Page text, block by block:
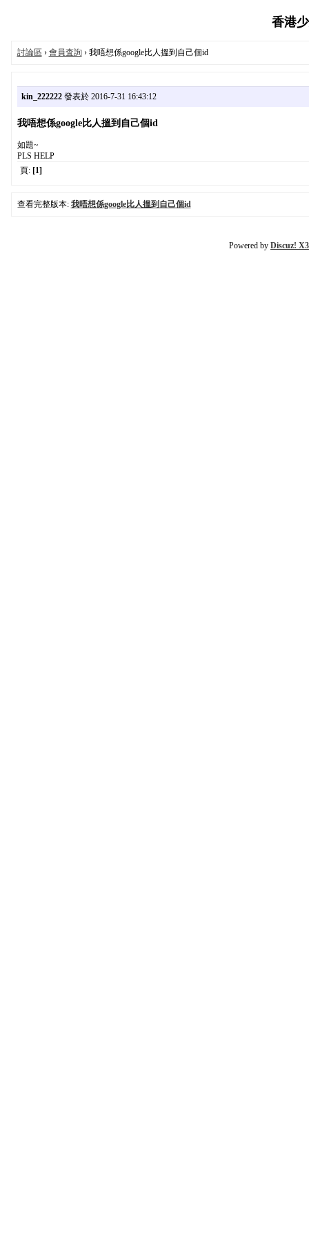
香港
討論區 › 會員査詢› 我唔想係google比人搵到自己個id
kin_222222發表於 2016-7-31 16:43:12
我唔想係google比人搵到自己個id
如題~
PLS HELP
頁: [1]
查看完整版本: 我唔想係google比人搵到自己個id
Powered by Discuz!